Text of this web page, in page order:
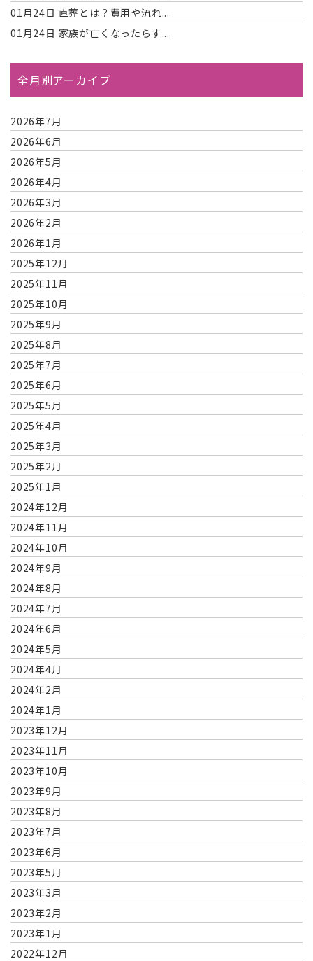
01月24日 直葬とは？費用や流れ...
01月24日 家族が亡くなったらす...
全月別アーカイブ
2026年7月
2026年6月
2026年5月
2026年4月
2026年3月
2026年2月
2026年1月
2025年12月
2025年11月
2025年10月
2025年9月
2025年8月
2025年7月
2025年6月
2025年5月
2025年4月
2025年3月
2025年2月
2025年1月
2024年12月
2024年11月
2024年10月
2024年9月
2024年8月
2024年7月
2024年6月
2024年5月
2024年4月
2024年2月
2024年1月
2023年12月
2023年11月
2023年10月
2023年9月
2023年8月
2023年7月
2023年6月
2023年5月
2023年3月
2023年2月
2023年1月
2022年12月